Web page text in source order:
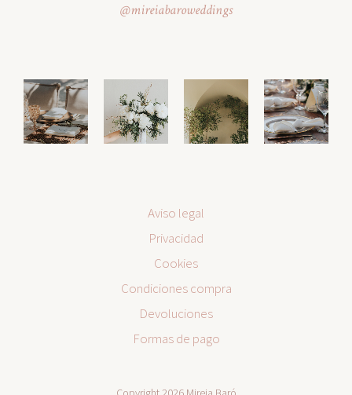
@mireiabaroweddings
Aviso legal
Privacidad
Cookies
Condiciones compra
Devoluciones
Formas de pago